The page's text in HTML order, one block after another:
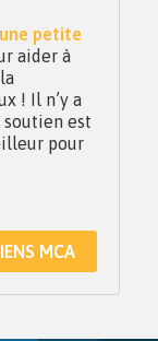
une petite
aider à
! Il n’y a
est
pour
MCA